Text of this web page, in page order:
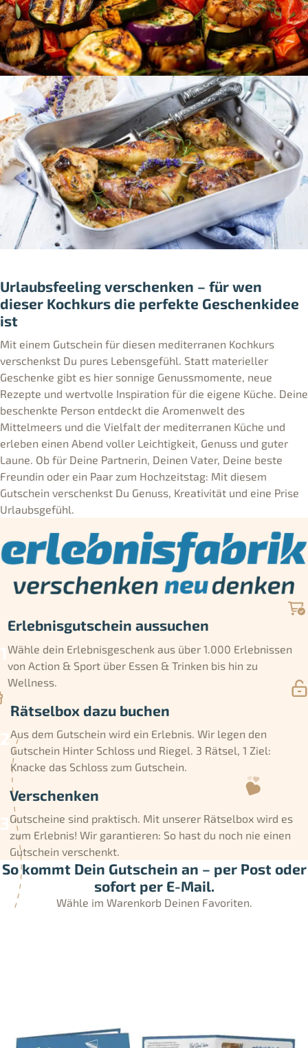
Urlaubsfeeling verschenken – für wen
dieser Kochkurs die perfekte Geschenkidee
ist
Mit einem Gutschein für diesen mediterranen Kochkurs
verschenkst Du pures Lebensgefühl. Statt materieller
Geschenke gibt es hier sonnige Genussmomente, neue
Rezepte und wertvolle Inspiration für die eigene Küche. Deine
beschenkte Person entdeckt die Aromenwelt des
Mittelmeers und die Vielfalt der mediterranen Küche und
erleben einen Abend voller Leichtigkeit, Genuss und guter
Laune. Ob für Deine Partnerin, Deinen Vater, Deine beste
Freundin oder ein Paar zum Hochzeitstag: Mit diesem
Gutschein verschenkst Du Genuss, Kreativität und eine Prise
Urlaubsgefühl.
Erlebnisgutschein aussuchen
Wähle dein Erlebnisgeschenk aus über 1.000 Erlebnissen
von Action & Sport über Essen & Trinken bis hin zu
Wellness.
Rätselbox dazu buchen
Aus dem Gutschein wird ein Erlebnis. Wir legen den
Gutschein Hinter Schloss und Riegel. 3 Rätsel, 1 Ziel:
Knacke das Schloss zum Gutschein.
Verschenken
Gutscheine sind praktisch. Mit unserer Rätselbox wird es
zum Erlebnis! Wir garantieren: So hast du noch nie einen
Gutschein verschenkt.
So kommt Dein Gutschein an – per Post oder
sofort per E-Mail.
Wähle im Warenkorb Deinen Favoriten.